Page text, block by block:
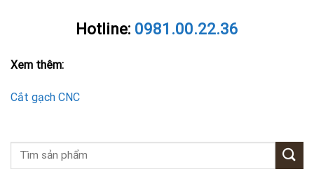
Hotline: 0981.00.22.36
Xem thêm:
Cắt gạch CNC